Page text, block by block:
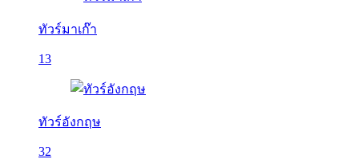
ทัวร์มาเก๊า
13
ทัวร์อังกฤษ
32